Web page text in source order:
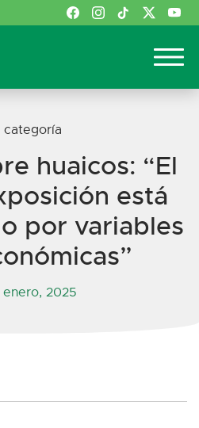
categoría
huaicos: “El
está
por variables
enero, 2025